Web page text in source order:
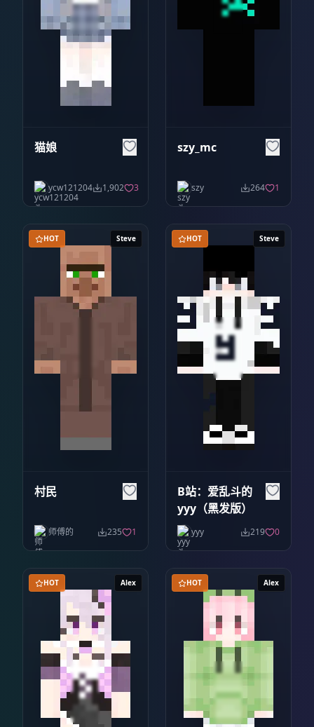
猫娘
ycw121204 1,902 3
szy_mc
szy 264 1
Steve
HOT
村民
师傅的 235 1
Steve
HOT
B站：爱乱斗的
yyy（黑发版）
yyy 219 0
Alex
HOT Alex
HOT